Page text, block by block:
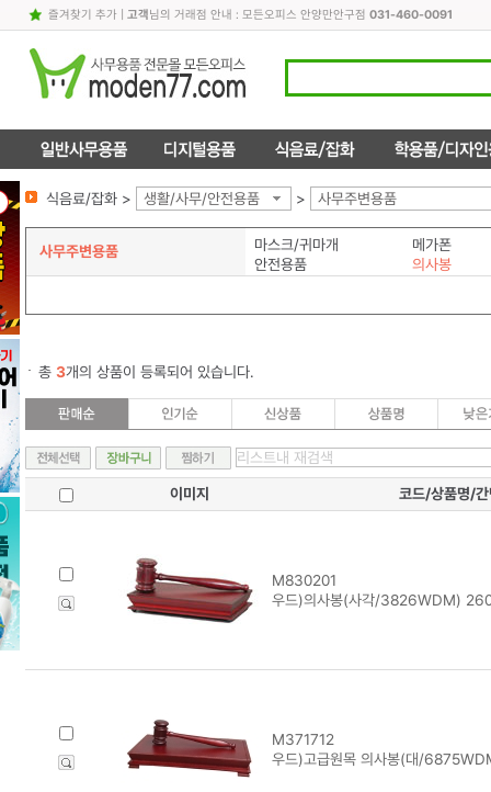
즐겨찾기 추가| 고객님의 거래점 안내 : 모든오피스 안양만안구점 031-460-0091
식음료/잡화 > 생활/사무/안전용품 > 사무주변용품
사무주변용품 마스크/귀마개
메가폰
안전용품
의사봉
총 3개의 상품이 등록되어 있습니다.
이미지 코드/상품명/간
M830201
우드)의사봉(사각/3826WDM)
M371712
우드)고급원목 의사봉(대/